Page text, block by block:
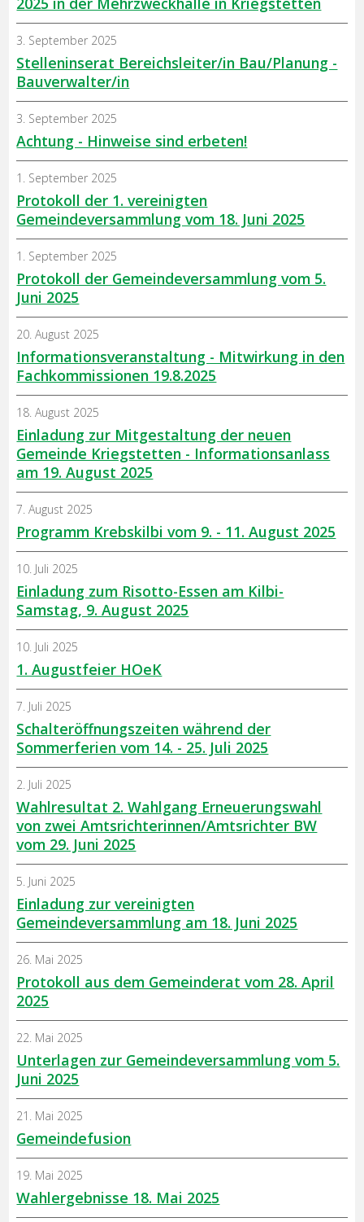
Stelleninserat Bereichsleiter/in Bau/Planung -
Bauverwalter/in
3. September 2025
Achtung - Hinweise sind erbeten!
3. September 2025
Protokoll der 1. vereinigten
Gemeindeversammlung vom 18. Juni 2025
1. September 2025
Protokoll der Gemeindeversammlung vom 5.
Juni 2025
1. September 2025
Informationsveranstaltung - Mitwirkung in den
Fachkommissionen 19.8.2025
20. August 2025
Einladung zur Mitgestaltung der neuen
Gemeinde Kriegstetten - Informationsanlass
am 19. August 2025
18. August 2025
Programm Krebskilbi vom 9. - 11. August 2025
7. August 2025
Einladung zum Risotto-Essen am Kilbi-
Samstag, 9. August 2025
10. Juli 2025
1. Augustfeier HOeK
10. Juli 2025
Schalteröffnungszeiten während der
Sommerferien vom 14. - 25. Juli 2025
7. Juli 2025
Wahlresultat 2. Wahlgang Erneuerungswahl
von zwei Amtsrichterinnen/Amtsrichter BW
vom 29. Juni 2025
2. Juli 2025
Einladung zur vereinigten
Gemeindeversammlung am 18. Juni 2025
5. Juni 2025
Protokoll aus dem Gemeinderat vom 28. April
2025
26. Mai 2025
Unterlagen zur Gemeindeversammlung vom 5.
Juni 2025
22. Mai 2025
Gemeindefusion
21. Mai 2025
Wahlergebnisse 18. Mai 2025
19. Mai 2025